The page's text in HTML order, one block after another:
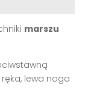
marszu
lewa noga